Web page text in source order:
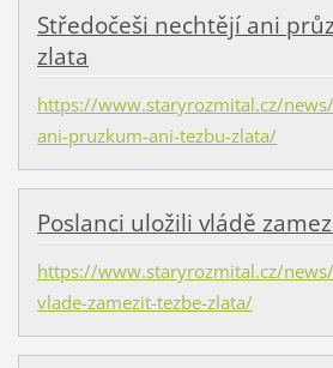
Středočeši nechtějí ani
zlata
https://www.staryrozmital.cz/
ani-pruzkum-ani-tezbu-zlata/
Poslanci uložili vládě
https://www.staryrozmital.cz/
vlade-zamezit-tezbe-zlata/